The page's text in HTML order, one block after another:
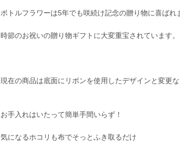
ボトルフラワーは5年でも咲続け記念の贈り物に喜ばれ
時節のお祝いの贈り物ギフトに大変重宝されています。
現在の商品は底面にリボンを使用したデザインと変更
お手入れはいたって簡単手間いらず！
気になるホコリも布でそっとふき取るだけ